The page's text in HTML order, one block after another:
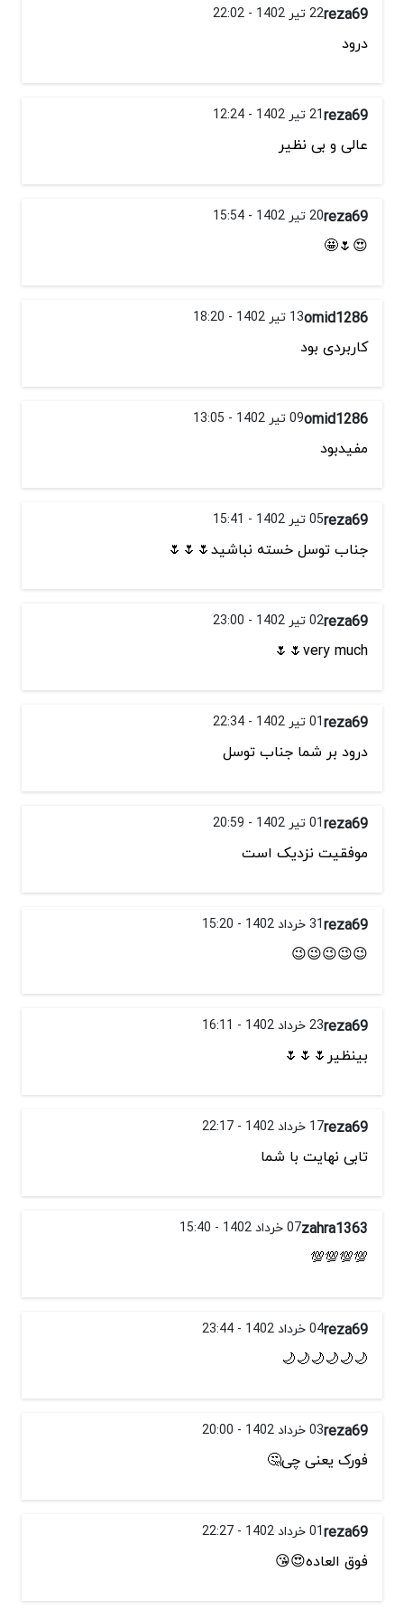
reza6922 تیر 1402 - 22:02
درود
reza6921 تیر 1402 - 12:24
عالی و بی نظیر
reza6920 تیر 1402 - 15:54
😍🌷🤩
omid128613 تیر 1402 - 18:20
کاربردی بود
omid128609 تیر 1402 - 13:05
مفیدبود
reza6905 تیر 1402 - 15:41
جناب توسل خسته نباشید🌷🌷🌷
reza6902 تیر 1402 - 23:00
very much🌷🌷
reza6901 تیر 1402 - 22:34
درود بر شما جناب توسل
reza6901 تیر 1402 - 20:59
موفقیت نزدیک است
reza6931 خرداد 1402 - 15:20
😉😉😉😉😉
reza6923 خرداد 1402 - 16:11
بینظیر🌷🌷🌷
reza6917 خرداد 1402 - 22:17
تابی نهایت با شما
zahra136307 خرداد 1402 - 15:40
💯💯💯💯
reza6904 خرداد 1402 - 23:44
🌙🌙🌙🌙🌙🌙
reza6903 خرداد 1402 - 20:00
فورک یعنی چی🤔
reza6901 خرداد 1402 - 22:27
فوق العاده😍😘